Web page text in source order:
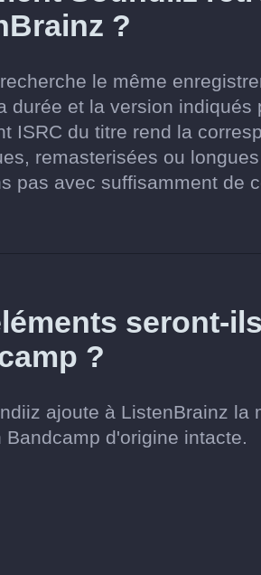
?
le même
durée et la version
ISRC du titre rend la
remasterisées ou
pas avec suffisamment de
seront-
?
ajoute à ListenBrainz
Bandcamp d'origine intacte.